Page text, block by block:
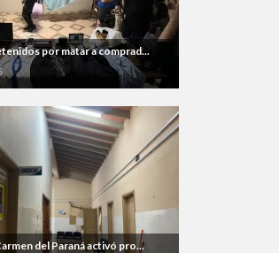
por matar a comprad...
del Paraná activó pro...